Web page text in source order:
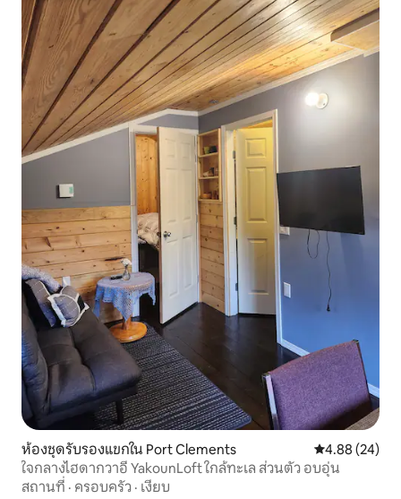
ห้องชุดรับรองแขกใน Port Clements คะแนนเฉลี่ย
4.88 (24)
ใจกลางไฮดากวาอี YakounLoft ใกล้ทะเล ส่วนตัว อบอุ่น
สถานที่ · ครอบครัว · เงียบ